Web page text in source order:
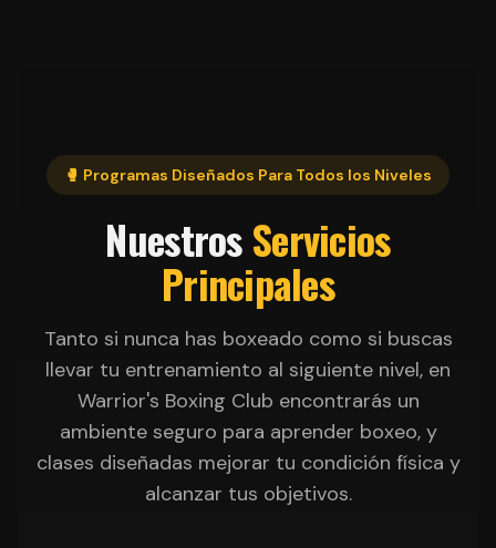
🥊 Programas Diseñados Para Todos los Niveles
NuestrosServicios
Principales
Tanto si nunca has boxeado como si buscas
llevar tu entrenamiento al siguiente nivel, en
Warrior's Boxing Club encontrarás un
ambiente seguro para aprender boxeo, y
clases diseñadas mejorar tu condición física y
alcanzar tus objetivos.